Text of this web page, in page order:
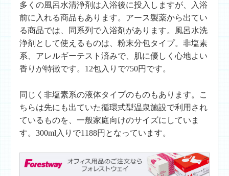
多くの風呂水清浄剤は入浴後に投入しますが、入浴
前に入れる商品もあります。アース製薬から出てい
る商品では、同系列で入浴剤があります。風呂水洗
浄剤として使えるものは、粉末分包タイプ。非塩素
系、アレルギーテスト済みで、肌に優しく心地よい
香りが特徴です。12包入りで750円です。
同じく非塩素系の液体タイプのものもあります。こ
ちらは先にも出ていた循環式型温泉施設で利用され
ているものを、一般家庭向けのサイズにしていま
す。300ml入りで1188円となっています。